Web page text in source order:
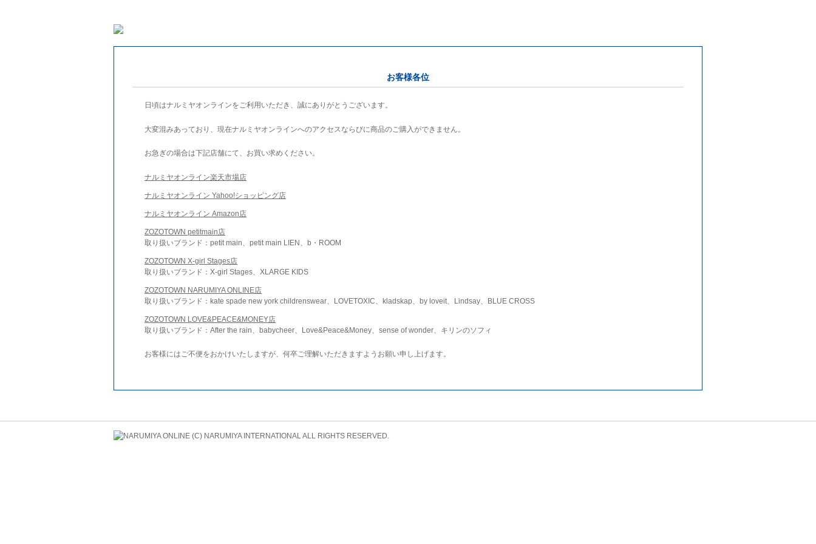
お客様各位
日頃はナルミヤオンラインをご利用いただき、誠にありがとうございます。
大変混みあっており、現在ナルミヤオンラインへのアクセスならびに商品のご購入ができません。
お急ぎの場合は下記店舗にて、お買い求めください。
ナルミヤオンライン楽天市場店
ナルミヤオンライン Yahoo!ショッピング店
ナルミヤオンライン Amazon店
ZOZOTOWN petitmain店
取り扱いブランド：petit main、petit main LIEN、b・ROOM
ZOZOTOWN X-girl Stages店
取り扱いブランド：X-girl Stages、XLARGE KIDS
ZOZOTOWN NARUMIYA ONLINE店
取り扱いブランド：kate spade new york childrenswear、LOVETOXIC、kladskap、by loveit、Lindsay、BLUE CROSS
ZOZOTOWN LOVE&PEACE&MONEY店
取り扱いブランド：After the rain、babycheer、Love&Peace&Money、sense of wonder、キリンのソフィ
お客様にはご不便をおかけいたしますが、何卒ご理解いただきますようお願い申し上げます。